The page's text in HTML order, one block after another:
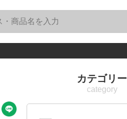
カテゴリー